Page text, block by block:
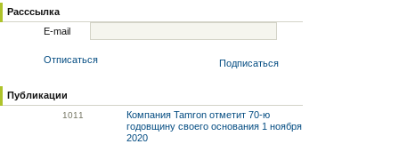
Расссылка
E-mail
Отписаться Подписаться
Публикации
1011
Компания Tamron отметит 70-ю
годовщину своего основания 1 ноября
2020